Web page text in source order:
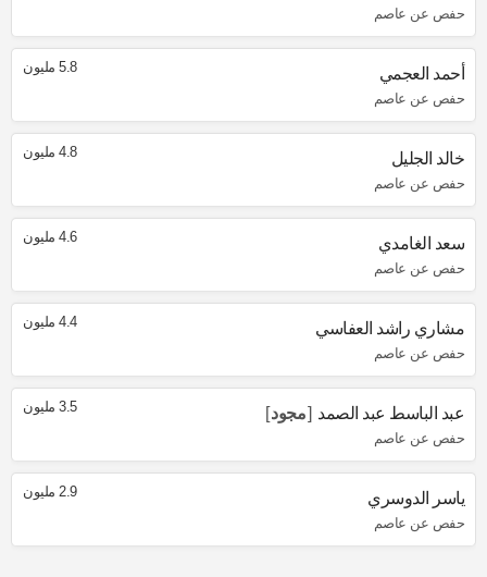
حفص عن عاصم
أحمد العجمي
حفص عن عاصم
5.8 مليون
خالد الجليل
حفص عن عاصم
4.8 مليون
سعد الغامدي
حفص عن عاصم
4.6 مليون
مشاري راشد العفاسي
حفص عن عاصم
4.4 مليون
عبد الباسط عبد الصمد مجود
حفص عن عاصم
3.5 مليون
ياسر الدوسري
حفص عن عاصم
2.9 مليون